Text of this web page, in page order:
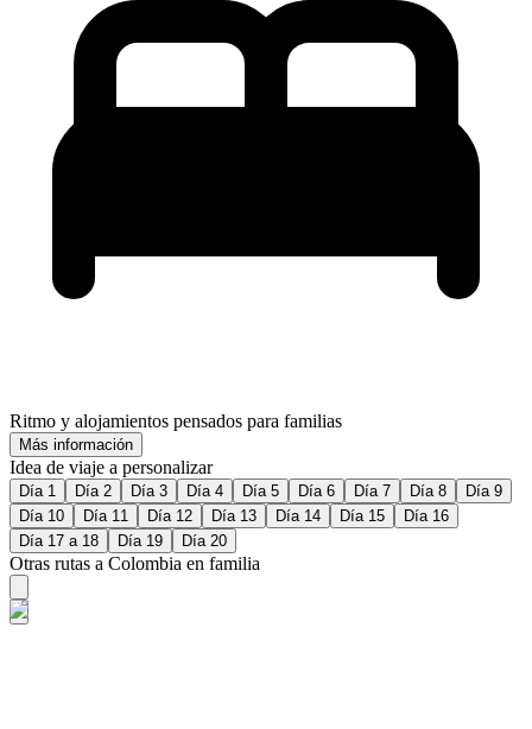
Ritmo y alojamientos pensados para familias
Más información
Idea de viaje a personalizar
Día 1 Día 2 Día 3 Día 4 Día 5 Día 6 Día 7 Día 8
Día 9
Día 10
Día 11 Día 12 Día 13 Día 14 Día 15
Día 16
Día 17 a 18
Día 19 Día 20
Otras rutas a Colombia en familia